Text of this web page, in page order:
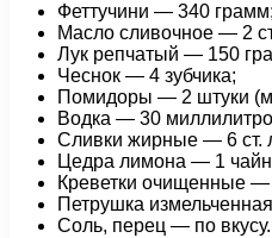
Феттучини — 340 грамм;
Масло сливочное — 2
Лук репчатый — 150
Чеснок — 4 зубчика;
Помидоры — 2 штуки
Водка — 30
Сливки жирные — 6 ст.
Цедра лимона — 1
Креветки очищенные —
Петрушка
Соль, перец — по вкусу.